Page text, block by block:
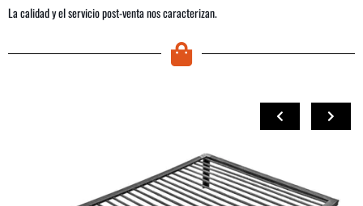
La calidad y el servicio post-venta nos caracterizan.